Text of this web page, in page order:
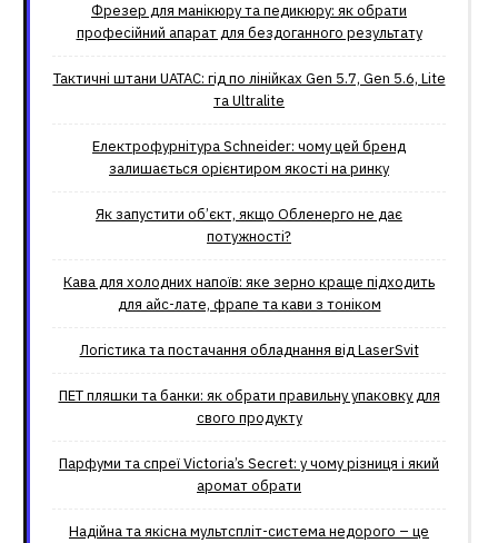
Фрезер для манікюру та педикюру: як обрати
професійний апарат для бездоганного результату
Тактичні штани UATAC: гід по лінійках Gen 5.7, Gen 5.6, Lite
та Ultralite
Електрофурнітура Schneider: чому цей бренд
залишається орієнтиром якості на ринку
Як запустити об’єкт, якщо Обленерго не дає
потужності?
Кава для холодних напоїв: яке зерно краще підходить
для айс-лате, фрапе та кави з тоніком
Логістика та постачання обладнання від LaserSvit
ПЕТ пляшки та банки: як обрати правильну упаковку для
свого продукту
Парфуми та спреї Victoria’s Secret: у чому різниця і який
аромат обрати
Надійна та якісна мультспліт-система недорого – це